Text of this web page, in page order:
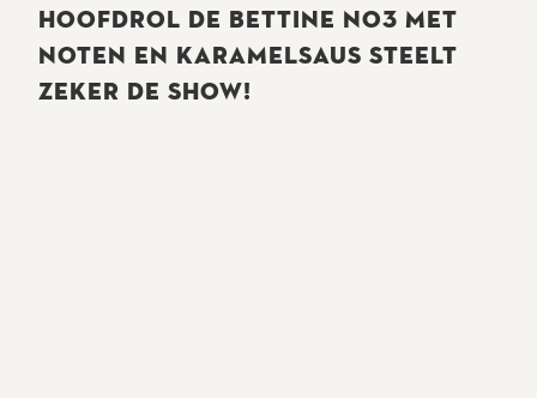
HOOFDROL DE BETTINE NO3 MET
NOTEN EN KARAMELSAUS STEELT
ZEKER DE SHOW!